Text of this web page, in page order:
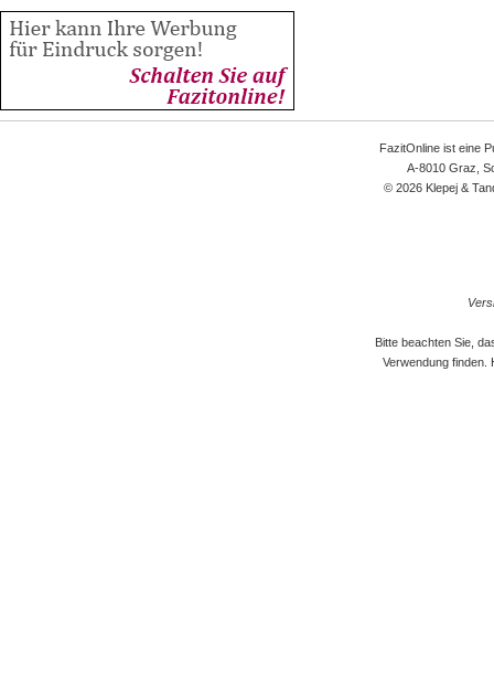
FazitOnline ist eine
A-8010 Graz,
© 2026 Klepej &
Bitte beachten Sie,
Verwendung finden.